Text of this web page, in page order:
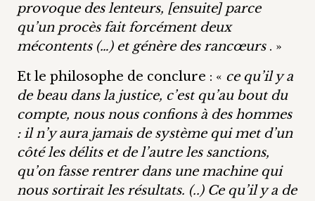
provoque des lenteurs, [ensuite] parce
qu’un procès fait forcément deux
mécontents (…) et génère des rancœurs. »
Et le philosophe de conclure : « ce qu’il y a
de beau dans la justice, c’est qu’au bout du
compte, nous nous confions à des hommes
: il n’y aura jamais de système qui met d’un
côté les délits et de l’autre les sanctions,
qu’on fasse rentrer dans une machine qui
nous sortirait les résultats. (..) Ce qu’il y a de